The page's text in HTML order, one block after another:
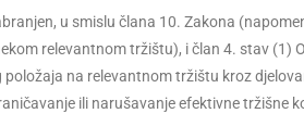
u smislu člana 10. Zakona
relevantnom tržištu), i član 4. stav (1)
na relevantnom tržištu kroz
ili narušavanje efektivne tržišne